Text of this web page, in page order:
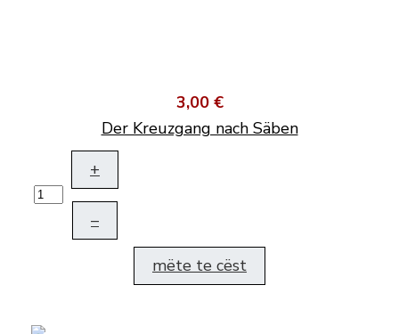
3,00 €
Der Kreuzgang nach Säben
+
–
mëte te cëst